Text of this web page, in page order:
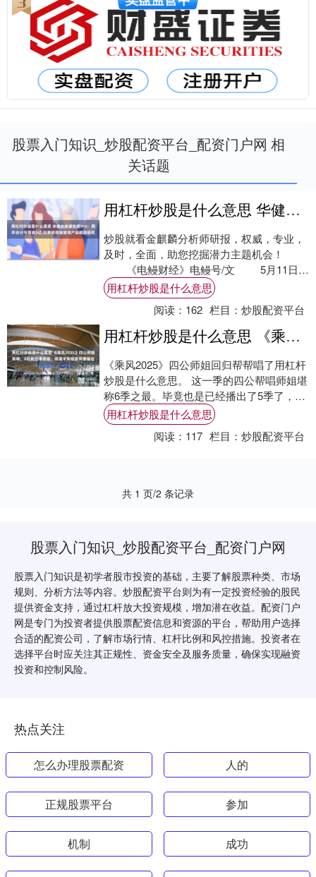
股票入门知识_炒股配资平台_配资门户网 相
关话题
用杠杆炒股是什么意思 华健未来港交所IPO：两年合计亏损逾3亿 拟募资增强管线产品临床研究
炒股就看金麒麟分析师研报，权威，专业，
及时，全面，助您挖掘潜力主题机会！
《电鳗财经》电鳗号/文 5月11日，
华健未来(成都)科....
用杠杆炒股是什么意思
阅读： 162 栏目：炒股配资平台
用杠杆炒股是什么意思 《乘风2025》四公师姐帮唱，8位前五季师姐，陈昊宇陈丽君有望组合
《乘风2025》四公师姐回归帮帮唱了用杠杆
炒股是什么意思。 这一季的四公帮唱师姐堪
称6季之最。毕竟也是已经播出了5季了，师
姐多所以阵容强。 一共有前五季8位师姐....
用杠杆炒股是什么意思
阅读： 117 栏目：炒股配资平台
共 1 页/2 条记录
股票入门知识_炒股配资平台_配资门户网
股票入门知识是初学者股市投资的基础，主要了解股票种类、市场
规则、分析方法等内容。炒股配资平台则为有一定投资经验的股民
提供资金支持，通过杠杆放大投资规模，增加潜在收益。配资门户
网是专门为投资者提供股票配资信息和资源的平台，帮助用户选择
合适的配资公司，了解市场行情、杠杆比例和风控措施。投资者在
选择平台时应关注其正规性、资金安全及服务质量，确保实现融资
投资和控制风险。
热点关注
怎么办理股票配资 人的
正规股票平台 参加
机制 成功